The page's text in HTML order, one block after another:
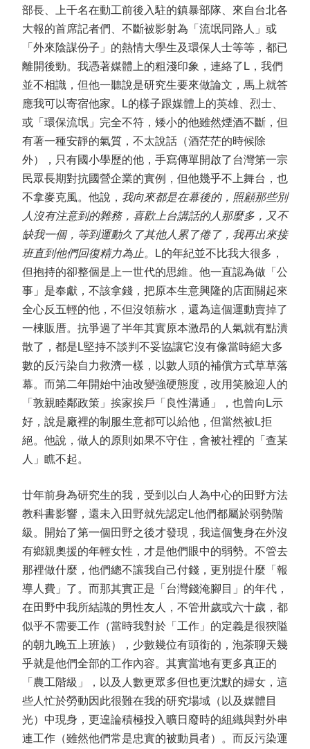
部長、上千名在動工前後入駐的鎮暴部隊、來自台北各
大報的首席記者們、不斷被影射為「流氓同路人」或
「外來陰謀份子」的熱情大學生及環保人士等等，都已
離開後勁。我憑著媒體上的粗淺印象，連絡了L，我們
並不相識，但他一聽說是研究生要來做論文，馬上就答
應我可以寄宿他家。L的樣子跟媒體上的英雄、烈士、
或「環保流氓」完全不符，矮小的他雖然煙酒不斷，但
有著一種安靜的氣質，不太說話（酒茫茫的時候除
外），只有國小學歷的他，手寫傳單開啟了台灣第一宗
民眾長期對抗國營企業的實例，但他幾乎不上舞台，也
不拿麥克風。他說， 我向來都是在幕後的，照顧那些別
人沒有注意到的雜務，喜歡上台講話的人那麼多，又不
缺我一個，等到運動久了其他人累了倦了，我再出來接
班直到他們回復精力為止。 L的年紀並不比我大很多，
但抱持的卻整個是上一世代的思維。他一直認為做「公
事」是奉獻，不該拿錢，把原本生意興隆的店面關起來
全心反五輕的他，不但沒領薪水，還為這個運動賣掉了
一棟販厝。抗爭過了半年其實原本激昂的人氣就有點潰
散了，都是L堅持不談判不妥協讓它沒有像當時絕大多
數的反污染自力救濟一樣，以數人頭的補償方式草草落
幕。而第二年開始中油改變強硬態度，改用笑臉迎人的
「敦親睦鄰政策」挨家挨戶「良性溝通」，也曾向L示
好，說是廠裡的制服生意都可以給他，但當然被L拒
絕。他說，做人的原則如果不守住，會被社裡的「查某
人」瞧不起。
廿年前身為研究生的我，受到以白人為中心的田野方法
教科書影響，還未入田野就先認定L他們都屬於弱勢階
級。開始了第一個田野之後才發現，我這個隻身在外沒
有鄉親奧援的年輕女性，才是他們眼中的弱勢。不管去
那裡做什麼，他們總不讓我自己付錢，更別提什麼「報
導人費」了。而那其實正是「台灣錢淹腳目」的年代，
在田野中我所結識的男性友人，不管卅歲或六十歲，都
似乎不需要工作（當時我對於「工作」的定義是很狹隘
的朝九晚五上班族），少數幾位有頭銜的，泡茶聊天幾
乎就是他們全部的工作內容。其實當地有更多真正的
「農工階級」，以及人數更眾多但也更沈默的婦女，這
些人忙於勞動因此很難在我的研究場域（以及媒體目
光）中現身，更遑論積極投入曠日廢時的組織與對外串
連工作（雖然他們常是忠實的被動員者）。而反污染運